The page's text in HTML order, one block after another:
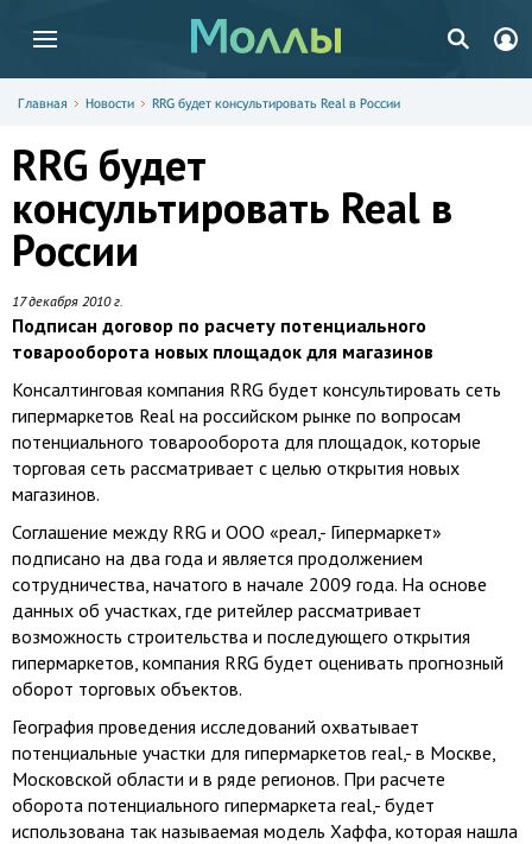
Главная Новости RRG будет консультировать Real в России
RRG будет
консультировать Real в
России
17 декабря 2010 г.
Подписан договор по расчету потенциального
товарооборота новых площадок для магазинов
Консалтинговая компания RRG будет консультировать сеть
гипермаркетов Real на российском рынке по вопросам
потенциального товарооборота для площадок, которые
торговая сеть рассматривает с целью открытия новых
магазинов.
Соглашение между RRG и ООО «реал,- Гипермаркет»
подписано на два года и является продолжением
сотрудничества, начатого в начале 2009 года. На основе
данных об участках, где ритейлер рассматривает
возможность строительства и последующего открытия
гипермаркетов, компания RRG будет оценивать прогнозный
оборот торговых объектов.
География проведения исследований охватывает
потенциальные участки для гипермаркетов real,- в Москве,
Московской области и в ряде регионов. При расчете
оборота потенциального гипермаркета real,- будет
использована так называемая модель Хаффа, которая нашла